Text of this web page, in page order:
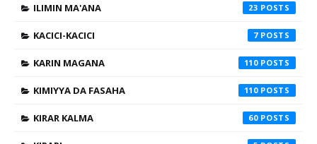
ILIMIN MA'ANA 23
KACICI-KACICI 7
KARIN MAGANA 110
KIMIYYA DA FASAHA 110
KIRAR KALMA 60